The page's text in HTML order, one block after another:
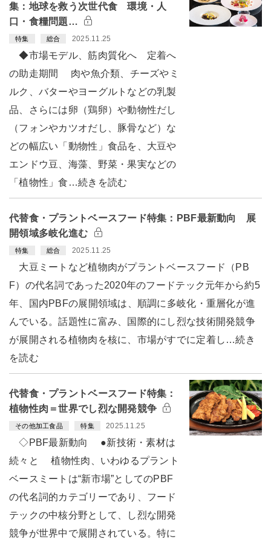
集：地球を救う次世代食 環境・人
口・食糧問題…
特集 総合 2025.11.25
◆市場モデル、筋肉質化へ 定着へ
の助走期間 肉や魚介類、チーズやミ
ルク、バターやヨーグルトなどの乳製
品、さらには卵（鶏卵）や動物性だし
（フォンやカツオだし、豚骨など）な
どの幅広い「動物性」食品を、大豆や
エンドウ豆、海藻、野菜・果実などの
「植物性」食…続きを読む
代替食・プラントベースフード特集：PBF最新動向 展
開領域多岐化進む
特集 総合 2025.11.25
大豆ミートなど植物肉がプラントベースフード（PB
F）の代名詞であった2020年のフードテック元年から約5
年、国内PBFの展開領域は、順調に多岐化・重層化が進
んでいる。話題性に富み、国際的にし烈な技術開発競争
が展開される植物肉を核に、市場がすでに定着し…続き
を読む
代替食・プラントベースフード特集：
植物性肉＝世界でし烈な開発競争
その他加工食品 特集 2025.11.25
◇PBF最新動向 ●新技術・素材は
続々と 植物性肉、いわゆるプラント
ベースミートは“新市場”としてのPBF
の代名詞的カテゴリーであり、フード
テックの中核分野として、し烈な開発
競争が世界中で展開されている。特に